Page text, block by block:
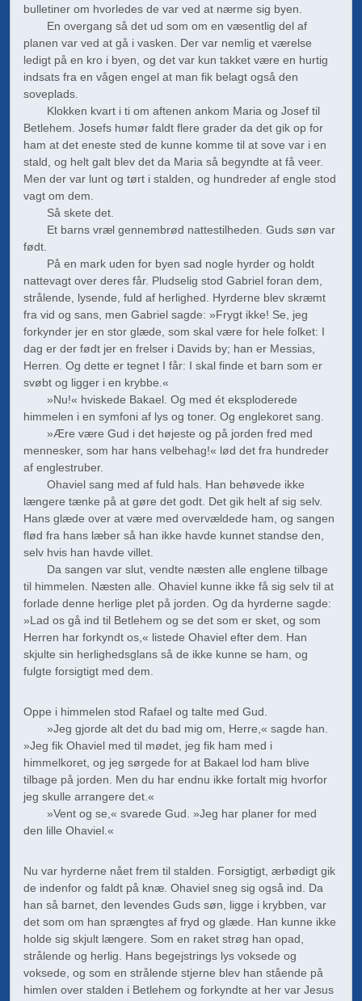
bulletiner om hvorledes de var ved at nærme sig byen.
En overgang så det ud som om en væsentlig del af
planen var ved at gå i vasken. Der var nemlig et værelse
ledigt på en kro i byen, og det var kun takket være en hurtig
indsats fra en vågen engel at man fik belagt også den
soveplads.
Klokken kvart i ti om aftenen ankom Maria og Josef til
Betlehem. Josefs humør faldt flere grader da det gik op for
ham at det eneste sted de kunne komme til at sove var i en
stald, og helt galt blev det da Maria så begyndte at få veer.
Men der var lunt og tørt i stalden, og hundreder af engle stod
vagt om dem.
Så skete det.
Et barns vræl gennembrød nattestilheden. Guds søn var
født.
På en mark uden for byen sad nogle hyrder og holdt
nattevagt over deres får. Pludselig stod Gabriel foran dem,
strålende, lysende, fuld af herlighed. Hyrderne blev skræmt
fra vid og sans, men Gabriel sagde: »Frygt ikke! Se, jeg
forkynder jer en stor glæde, som skal være for hele folket: I
dag er der født jer en frelser i Davids by; han er Messias,
Herren. Og dette er tegnet I får: I skal finde et barn som er
svøbt og ligger i en krybbe.«
»Nu!« hviskede Bakael. Og med ét eksploderede
himmelen i en symfoni af lys og toner. Og englekoret sang.
»Ære være Gud i det højeste og på jorden fred med
mennesker, som har hans velbehag!« lød det fra hundreder
af englestruber.
Ohaviel sang med af fuld hals. Han behøvede ikke
længere tænke på at gøre det godt. Det gik helt af sig selv.
Hans glæde over at være med overvældede ham, og sangen
flød fra hans læber så han ikke havde kunnet standse den,
selv hvis han havde villet.
Da sangen var slut, vendte næsten alle englene tilbage
til himmelen. Næsten alle. Ohaviel kunne ikke få sig selv til at
forlade denne herlige plet på jorden. Og da hyrderne sagde:
»Lad os gå ind til Betlehem og se det som er sket, og som
Herren har forkyndt os,« listede Ohaviel efter dem. Han
skjulte sin herlighedsglans så de ikke kunne se ham, og
fulgte forsigtigt med dem.
Oppe i himmelen stod Rafael og talte med Gud.
»Jeg gjorde alt det du bad mig om, Herre,« sagde han.
»Jeg fik Ohaviel med til mødet, jeg fik ham med i
himmelkoret, og jeg sørgede for at Bakael lod ham blive
tilbage på jorden. Men du har endnu ikke fortalt mig hvorfor
jeg skulle arrangere det.«
»Vent og se,« svarede Gud. »Jeg har planer for med
den lille Ohaviel.«
Nu var hyrderne nået frem til stalden. Forsigtigt, ærbødigt gik
de indenfor og faldt på knæ. Ohaviel sneg sig også ind. Da
han så barnet, den levendes Guds søn, ligge i krybben, var
det som om han sprængtes af fryd og glæde. Han kunne ikke
holde sig skjult længere. Som en raket strøg han opad,
strålende og herlig. Hans begejstrings lys voksede og
voksede, og som en strålende stjerne blev han stående på
himlen over stalden i Betlehem og forkyndte at her var Jesus